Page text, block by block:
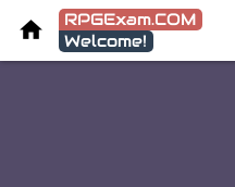

RPGExam.COM
Welcome!